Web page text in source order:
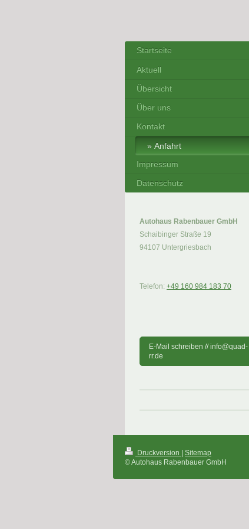
Startseite
Aktuell
Übersicht
Über uns
Kontakt
Anfahrt
Impressum
Datenschutz
Autohaus Rabenbauer GmbH
Schaibinger Straße 19
94107 Untergriesbach
Telefon: +49 160 984 183 70
E-Mail schreiben // info@quad-
rr.de
Druckversion
Sitemap
© Autohaus Rabenbauer GmbH